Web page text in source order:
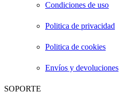
Condiciones de uso
Politica de privacidad
Politica de cookies
Envíos y devoluciones
SOPORTE